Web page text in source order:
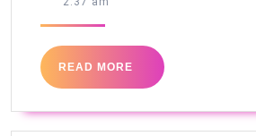
READ MORE